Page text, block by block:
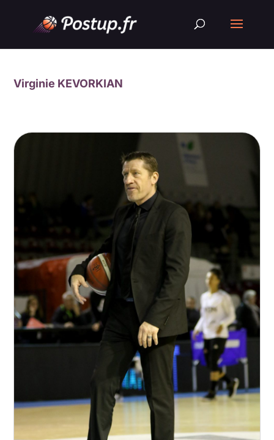
Virginie KEVORKIAN